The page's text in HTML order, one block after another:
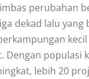
perubahan
dekad lalu yang
Dengan populasi
lebih 20